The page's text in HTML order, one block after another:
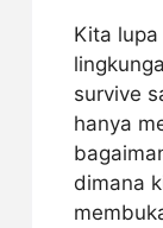
Kita
survive
hanya
dimana